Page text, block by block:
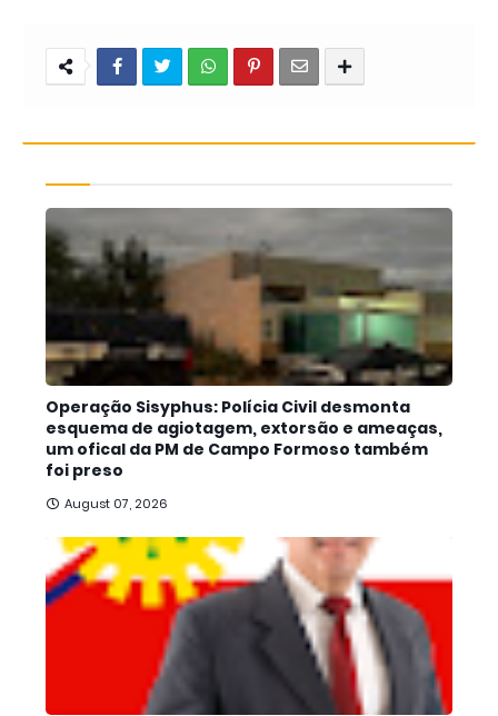
Operação Sisyphus: Polícia Civil desmonta
esquema de agiotagem, extorsão e ameaças,
um ofical da PM de Campo Formoso também
foi preso
August 07, 2026